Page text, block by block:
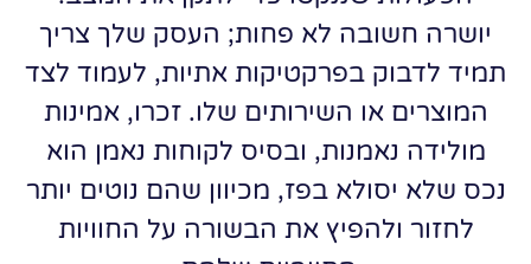
יושרה חשובה לא פחות; העסק שלך צריך
תמיד לדבוק בפרקטיקות אתיות, לעמוד לצד
המוצרים או השירותים שלו. זכרו, אמינות
מולידה נאמנות, ובסיס לקוחות נאמן הוא
נכס שלא יסולא בפז, מכיוון שהם נוטים יותר
לחזור ולהפיץ את הבשורה על החוויות